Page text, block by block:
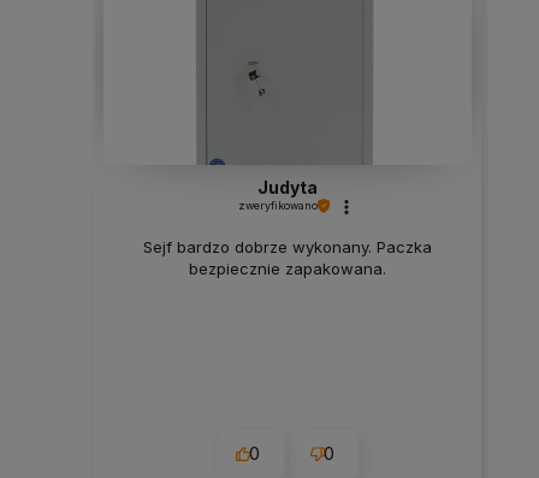
Judyta
zweryfikowano
Sejf bardzo dobrze wykonany. Paczka
bezpiecznie zapakowana.
0 0